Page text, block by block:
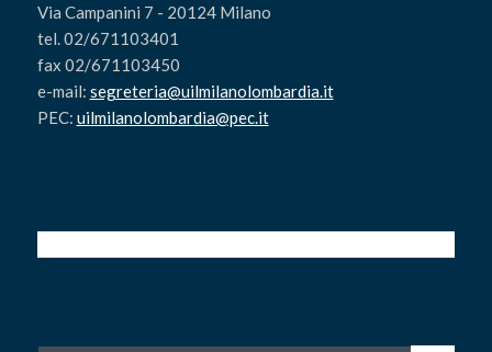
Via Campanini 7 - 20124 Milano
tel. 02/671103401
fax 02/671103450
e-mail: segreteria@uilmilanolombardia.it
PEC: uilmilanolombardia@pec.it